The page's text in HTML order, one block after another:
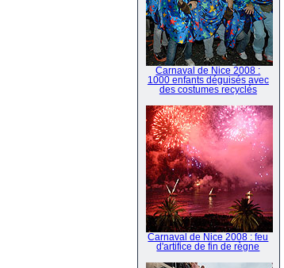
Carnaval de Nice 2008 :
1000 enfants déguisés avec
des costumes recyclés
Carnaval de Nice 2008 : feu
d'artifice de fin de règne